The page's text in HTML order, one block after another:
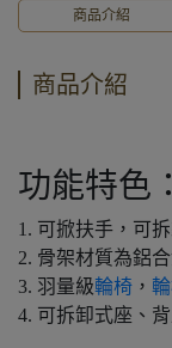
商品介紹
商品介紹
功能特色：
1. 可掀扶手，可
2. 骨架材質為鋁
3. 羽量級輪椅 ，
4. 可拆卸式座、